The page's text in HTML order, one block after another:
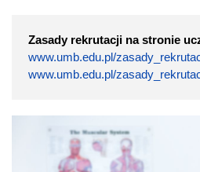
Zasady rekrutacji na stronie
www.umb.edu.pl/
www.umb.edu.pl/